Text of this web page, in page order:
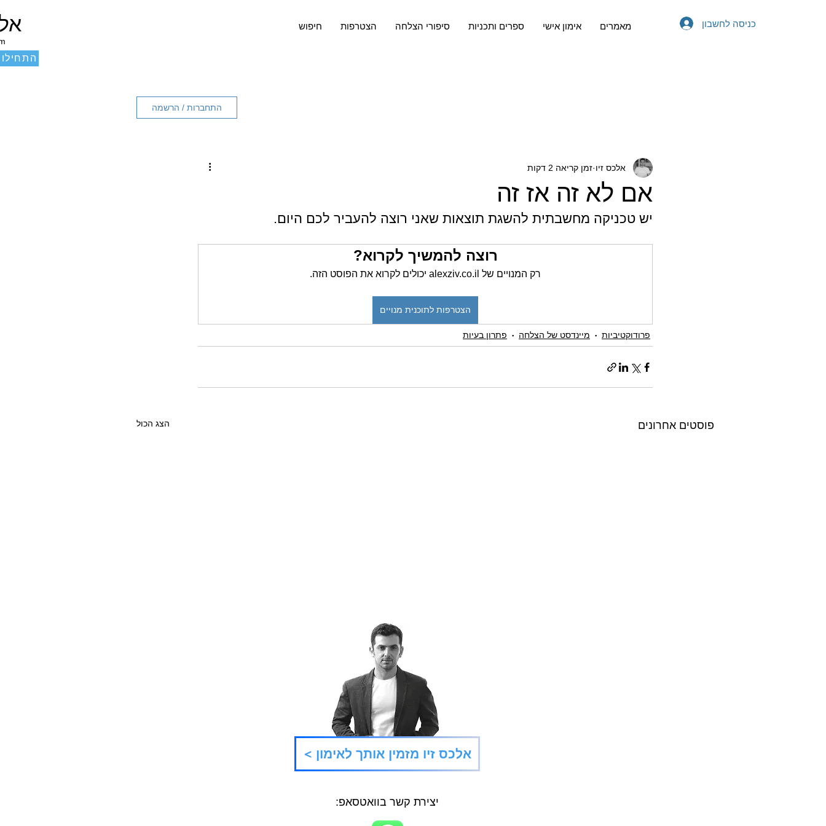
חיפוש הצטרפות סיפורי הצלחה ספרים ותכניות אימון אישי מאמרים כניסה לחשבון
התחילו
התחברות / הרשמה
אם לא זה אז זה
אלכס זיו זמן קריאה 2 דקות
יש טכניקה מחשבתית להשגת תוצאות שאני רוצה להעביר לכם היום.
רוצה להמשיך לקרוא?
רק המנויים של alexziv.co.il יכולים לקרוא את הפוסט הזה.
הצטרפות לתוכנית מנויים
פרודוקטיביות מיינדסט של הצלחה פתרון בעיות
פוסטים אחרונים הצג הכול
דוושת התאוצה
< אלכס זיו מזמין אותך לאימון
יצירת קשר בוואטסאפ: